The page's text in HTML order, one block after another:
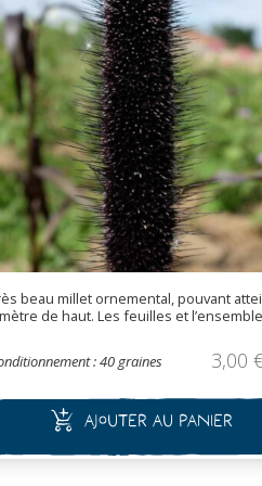
beau millet ornemental, pouvant
de haut. Les feuilles et
de long et ils peuvent être
en bouquetterie.
: 40 graines 3,00
Ajouter au panier